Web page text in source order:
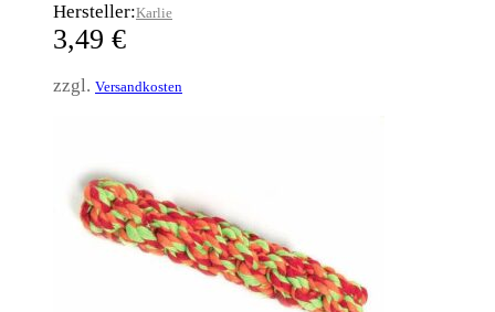
Hersteller:Karlie
3,49 €
zzgl. Versandkosten